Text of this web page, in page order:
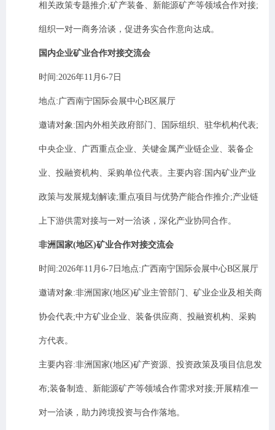
相关政策专题推介;矿产装备、新能源矿产等领域合作对接;
组织一对一商务洽谈，促进务实合作意向达成。
国内企业矿业合作对接交流会
时间 :2026年11 月 6-7 日
地点: 广西南宁国际会展中心B 区展厅
邀请对象 : 国内外相关政府部门、国际组织、驻华机构代表;
中央企业、广西重点企业、关键金属产业链企业、装备企
业、投融资机构、采购单位代表。主要内容: 国内矿业产业
政策与发展规划解读;重点项目与优势产能合作推介;产业链
上下游供需对接与一对一洽谈，深化产业协同合作。
非洲国家(地区)矿业合作对接交流会
时间 :2026年11 月 6-7 日地点: 广西南宁国际会展中心B 区展厅
邀请对象 :非洲国家(地区)矿业主管部门、矿业企业及相关商
协会代表;中方矿业企业、装备供应商、投融资机构、采购
方代表。
主要内容:非洲国家(地区)矿产资源、投资政策及项目信息发
布;装备制造、新能源矿产等领域合作需求对接;开展精准一
对一洽谈，助力跨境投资与合作落地。